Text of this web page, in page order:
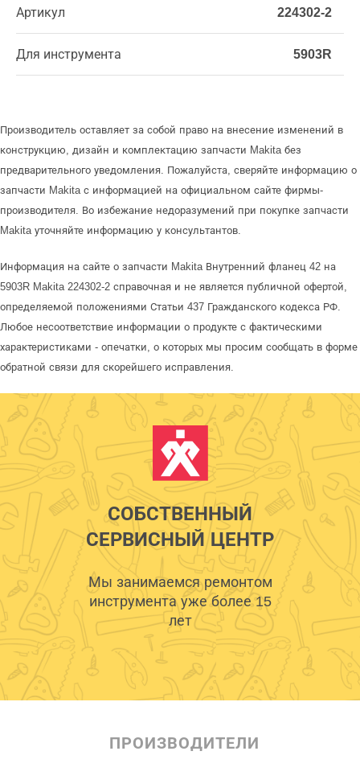
Артикул 224302-2
Для инструмента 5903R
Производитель оставляет за собой право на внесение изменений в
конструкцию, дизайн и комплектацию запчасти Makita без
предварительного уведомления. Пожалуйста, сверяйте информацию о
запчасти Makita с информацией на официальном сайте фирмы-
производителя. Во избежание недоразумений при покупке запчасти
Makita уточняйте информацию у консультантов.
Информация на сайте о запчасти Makita Внутренний фланец 42 на
5903R Makita 224302-2 справочная и не является публичной офертой,
определяемой положениями Статьи 437 Гражданского кодекса РФ.
Любое несоответствие информации о продукте с фактическими
характеристиками - опечатки, о которых мы просим сообщать в форме
обратной связи для скорейшего исправления.
СОБСТВЕННЫЙ
СЕРВИСНЫЙ ЦЕНТР
Мы занимаемся ремонтом
инструмента уже более 15
лет
ПРОИЗВОДИТЕЛИ